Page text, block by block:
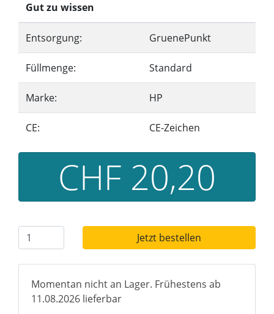
Gut zu wissen
Entsorgung: GruenePunkt
Füllmenge: Standard
Marke: HP
CE: CE-Zeichen
CHF 20,20
Jetzt bestellen
Momentan nicht an Lager. Frühestens ab
11.08.2026 lieferbar